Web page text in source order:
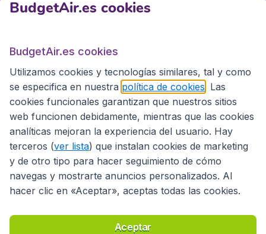
Sitios internacionales
Privacidad
BudgetAir.es cookies
BudgetAir.es cookies
Utilizamos cookies y tecnologías similares, tal y como
se especifica en nuestra política de cookies . Las
cookies funcionales garantizan que nuestros sitios
web funcionen debidamente, mientras que las cookies
analíticas mejoran la experiencia del usuario. Hay
terceros (ver lista) que instalan cookies de marketing
y de otro tipo para hacer seguimiento de cómo
navegas y mostrarte anuncios personalizados. Al
hacer clic en «Aceptar», aceptas todas las cookies.
Aceptar